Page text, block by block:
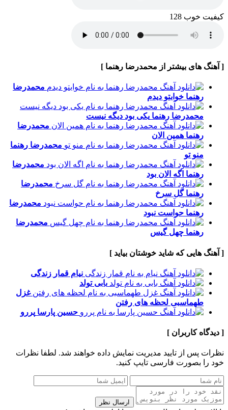
کیفیت خوب 128
[ آهنگ های بیشتر از محمدرضا رهنما ]
محمدرضا
رهنما خوابتو دیدم
محمدرضا رهنما یکی بود دیگه نیست
محمدرضا
رهنما همین الان
محمدرضا رهنما
منو تو
محمدرضا
رهنما اگه الان بود
محمدرضا
رهنماگل سرخ
محمدرضا
رهنما حواست نبود
محمدرضا
رهنما چهل گیس
[ آهنگ هایی که شاید خوشتان بیاید ]
نیام قمار زندگی
بابیتولد
غزل
طهماسبی لحظه های رفتن
حسین پارسا پررو
[ دیدگاه کاربران ]
نظرات پس از تایید مدیریت نمایش داده خواهند شد. لطفا نظرات
خود را بصورت فارسی تایپ کنید.
ارسال نظر